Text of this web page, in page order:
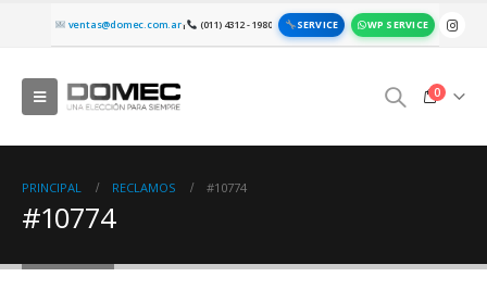
ventas@domec.com.ar| (011) 4312 - 1980 SERVICE WP SERVICE
0
PRINCIPAL RECLAMOS #10774
#10774